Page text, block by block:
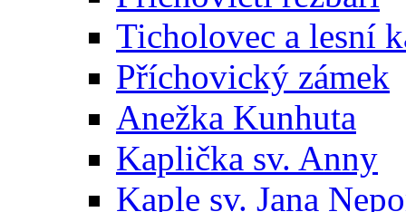
Ticholovec a lesní
Příchovický zámek
Anežka Kunhuta
Kaplička sv. Anny
Kaple sv. Jana